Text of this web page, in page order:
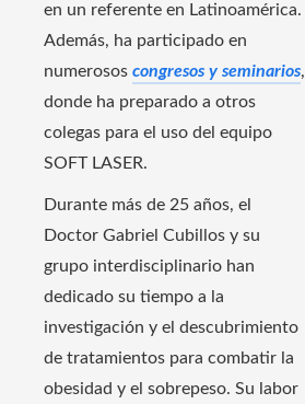
en un referente en Latinoamérica.
Además, ha participado en
numerosos congresos y seminarios,
donde ha preparado a otros
colegas para el uso del equipo
SOFT LASER.
Durante más de 25 años, el
Doctor Gabriel Cubillos y su
grupo interdisciplinario han
dedicado su tiempo a la
investigación y el descubrimiento
de tratamientos para combatir la
obesidad y el sobrepeso. Su labor